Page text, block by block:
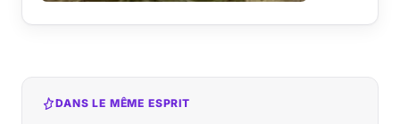
DANS LE MÊME ESPRIT